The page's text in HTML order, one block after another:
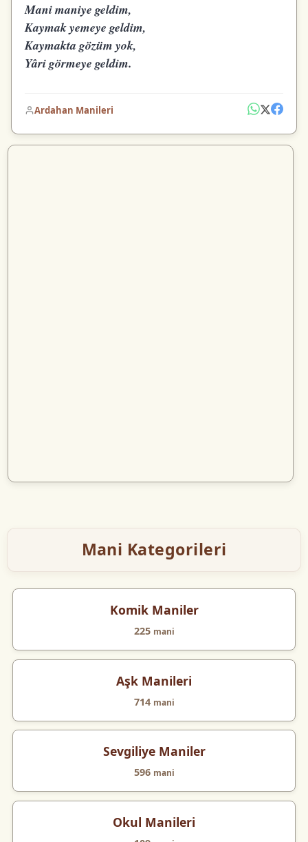
Mani maniye geldim,
Kaymak yemeye geldim,
Kaymakta gözüm yok,
Yâri görmeye geldim.
Ardahan Manileri
Mani Kategorileri
Komik Maniler
225 mani
Aşk Manileri
714 mani
Sevgiliye Maniler
596 mani
Okul Manileri